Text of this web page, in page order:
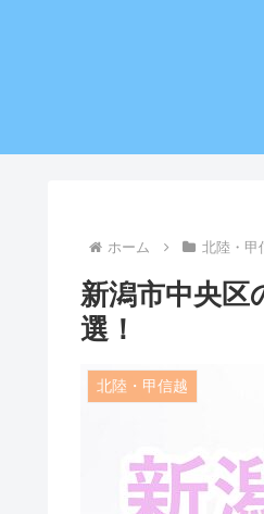
ホーム 北陸・甲
新潟市中央
選！
北陸・甲信越